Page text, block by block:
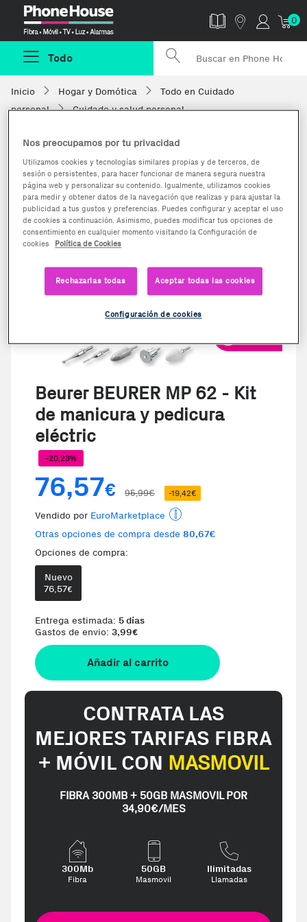
0
Todo
Inicio Hogar y Domótica
Todo en Cuidado
personal
Cuidado y salud personal
Beurer BEURER MP 62 - Kit
de manicura y pedicura
eléctric
-20,23%
76,57€ 95,99€ -19,42€
Vendido por EuroMarketplace
Otras opciones de compra desde 80,67€
Opciones de compra:
Nuevo
76,57€
Entrega estimada: 5 días
Gastos de envio: 3,99€
Añadir al carrito
CONTRATA LAS
MEJORES TARIFAS FIBRA
+ MÓVIL CON MASMOVIL
FIBRA 300MB + 50GB MASMOVIL POR
34,90€/MES
300Mb
Fibra
50GB
Masmovil
Ilimitadas
Llamadas
Nos preocupamos por tu privacidad
Utilizamos cookies y tecnologías similares propias y de terceros, de
sesión o persistentes, para hacer funcionar de manera segura nuestra
página web y personalizar su contenido. Igualmente, utilizamos cookies
para medir y obtener datos de la navegación que realizas y para ajustar la
publicidad a tus gustos y preferencias. Puedes configurar y aceptar el uso
de cookies a continuación. Asimismo, puedes modificar tus opciones de
consentimiento en cualquier momento visitando la Configuración de
cookies
Política de Cookies
Rechazarlas todas Aceptar todas las cookies
Configuración de cookies